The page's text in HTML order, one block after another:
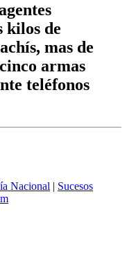
kilos de
mas de
armas
teléfonos
Nacional | Sucesos